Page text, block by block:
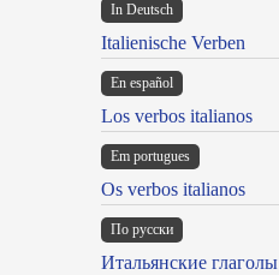
In Deutsch
Italienische Verben
En español
Los verbos italianos
Em portugues
Os verbos italianos
По русски
Итальянские глаголы